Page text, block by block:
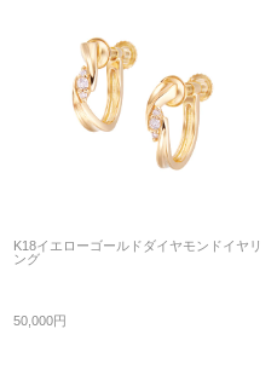
K18イエローゴールドダイヤモンドイヤリ
ング
50,000円